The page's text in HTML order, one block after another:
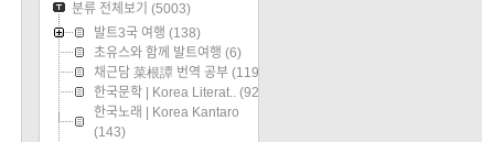
분류 전체보기 (5003)
발트3국 여행 (138)
초유스와 함께 발트여행 (6)
채근담 菜根譚 번역 공부 (119)
한국문학 | Korea Literat.. (92)
한국노래 | Korea Kantaro
(143)